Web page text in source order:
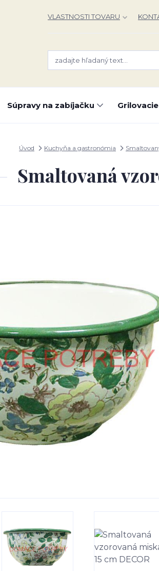
VLASTNOSTI TOVARU
Súpravy na zabíjačku
Úvod Kuchyňa a gastronómia
Smaltovaná